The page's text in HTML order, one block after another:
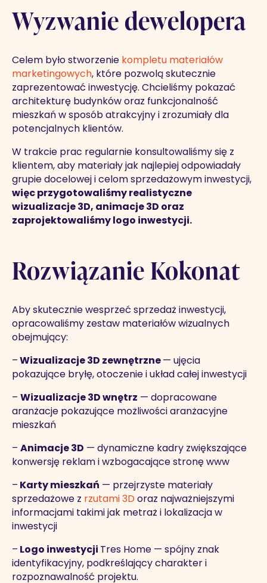
Wyzwanie dewelopera
Celem było stworzenie kompletu materiałów
marketingowych, które pozwolą skutecznie
zaprezentować inwestycję. Chcieliśmy pokazać
architekturę budynków oraz funkcjonalność
mieszkań w sposób atrakcyjny i zrozumiały dla
potencjalnych klientów.
W trakcie prac regularnie konsultowaliśmy się z
klientem, aby materiały jak najlepiej odpowiadały
grupie docelowej i celom sprzedażowym inwestycji,
więc przygotowaliśmy realistyczne
wizualizacje 3D, animacje 3D oraz
zaprojektowaliśmy logo inwestycji.
Rozwiązanie Kokonat
Aby skutecznie wesprzeć sprzedaż inwestycji,
opracowaliśmy zestaw materiałów wizualnych
obejmujący:
– Wizualizacje 3D zewnętrzne — ujęcia
pokazujące bryłę, otoczenie i układ całej inwestycji
– Wizualizacje 3D wnętrz — dopracowane
aranżacje pokazujące możliwości aranżacyjne
mieszkań
– Animacje 3D — dynamiczne kadry zwiększające
konwersję reklam i wzbogacające stronę www
– Karty mieszkań — przejrzyste materiały
sprzedażowe z rzutami 3D oraz najważniejszymi
informacjami takimi jak metraż i lokalizacja w
inwestycji
– Logo inwestycji Tres Home — spójny znak
identyfikacyjny, podkreślający charakter i
rozpoznawalność projektu.